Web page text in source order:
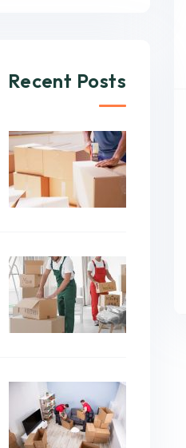
Recent Posts